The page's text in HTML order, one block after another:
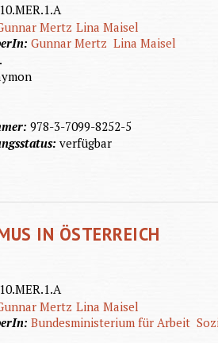
10.MER.1.A
Mertz Lina Maisel
Gunnar Mertz Lina Maisel
978-3-7099-8252-5
verfügbar
IN ÖSTERREICH
10.MER.1.A
Mertz Lina Maisel
Bundesministerium für Arbeit